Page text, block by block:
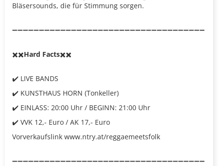
Bläsersounds, die für Stimmung sorgen.
➖➖➖➖➖➖➖➖➖➖➖➖➖➖➖➖➖➖➖➖➖➖➖➖➖➖➖➖➖➖➖➖➖➖➖➖
✖️✖️Hard Facts✖️✖️
✔️ LIVE BANDS
✔️ KUNSTHAUS HORN (Tonkeller)
✔️ EINLASS: 20:00 Uhr / BEGINN: 21:00 Uhr
✔️ VVK 12,- Euro / AK 17,- Euro
Vorverkaufslink www.ntry.at/reggaemeetsfolk
➖➖➖➖➖➖➖➖➖➖➖➖➖➖➖➖➖➖➖➖➖➖➖➖➖➖➖➖➖➖➖➖➖➖➖➖